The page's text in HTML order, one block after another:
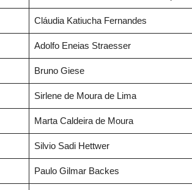
Cláudia Katiucha Fernandes
Adolfo Eneias Straesser
Bruno Giese
Sirlene de Moura de Lima
Marta Caldeira de Moura
Silvio Sadi Hettwer
Paulo Gilmar Backes